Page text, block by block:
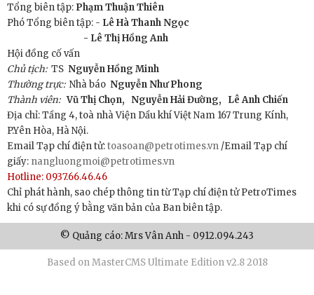
Tổng biên tập: Phạm Thuận Thiên
Phó Tổng biên tập: - Lê Hà Thanh Ngọc
- Lê Thị Hồng Anh
Hội đồng cố vấn
Chủ tịch:TS Nguyễn Hồng Minh
Thường trực: Nhà báo Nguyễn Như Phong
Thành viên: Vũ Thị Chọn, Nguyễn Hải Đường,
Lê Anh Chiến
Địa chỉ: Tầng 4, toà nhà Viện Dầu khí Việt Nam 167 Trung Kính,
P.Yên Hòa, Hà Nội.
Email Tạp chí điện tử:toasoan@petrotimes.vn /Email Tạp chí
giấy: nangluongmoi@petrotimes.vn
Hotline: 0937.66.46.46
Chỉ phát hành, sao chép thông tin từ Tạp chí điện tử PetroTimes
khi có sự đồng ý bằng văn bản của Ban biên tập.
© Quảng cáo: Mrs Vân Anh - 0912.094.243
Based on MasterCMS Ultimate Edition v2.8 2018